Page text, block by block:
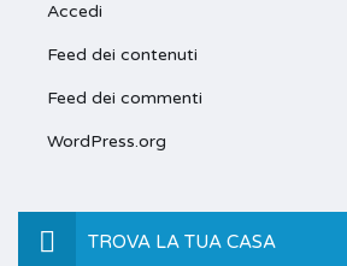
Accedi
Feed dei contenuti
Feed dei commenti
WordPress.org
TROVA LA TUA CASA